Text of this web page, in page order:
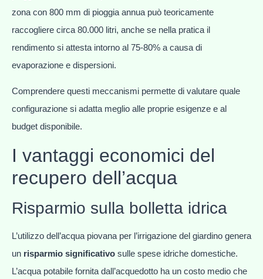
zona con 800 mm di pioggia annua può teoricamente
raccogliere circa 80.000 litri, anche se nella pratica il
rendimento si attesta intorno al 75-80% a causa di
evaporazione e dispersioni.
Comprendere questi meccanismi permette di valutare quale
configurazione si adatta meglio alle proprie esigenze e al
budget disponibile.
I vantaggi economici del
recupero dell’acqua
Risparmio sulla bolletta idrica
L’utilizzo dell’acqua piovana per l’irrigazione del giardino genera
un risparmio significativo sulle spese idriche domestiche.
L’acqua potabile fornita dall’acquedotto ha un costo medio che